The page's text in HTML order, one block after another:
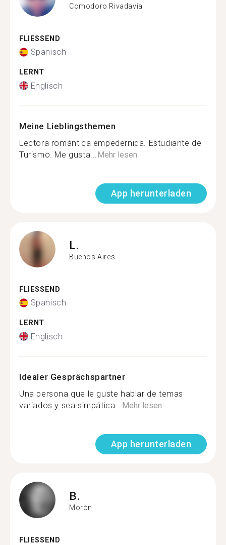
Comodoro Rivadavia
FLIESSEND
Spanisch
LERNT
Englisch
Meine Lieblingsthemen
Lectora romántica empedernida. Estudiante de
Turismo. Me gusta... Mehr lesen
App herunterladen
L.
Buenos Aires
FLIESSEND
Spanisch
LERNT
Englisch
Idealer Gesprächspartner
Una persona que le guste hablar de temas
variados y sea simpática... Mehr lesen
App herunterladen
B.
Morón
FLIESSEND